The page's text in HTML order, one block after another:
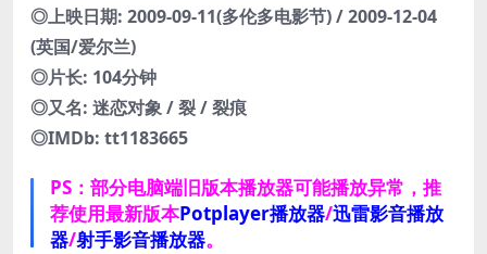
◎上映日期: 2009-09-11(多伦多电影节) / 2009-12-04
(英国/爱尔兰)
◎片长: 104分钟
◎又名: 迷恋对象 / 裂 / 裂痕
◎IMDb: tt1183665
PS：部分电脑端旧版本播放器可能播放异常，推
荐使用最新版本Potplayer播放器/迅雷影音播放
器/射手影音播放器。